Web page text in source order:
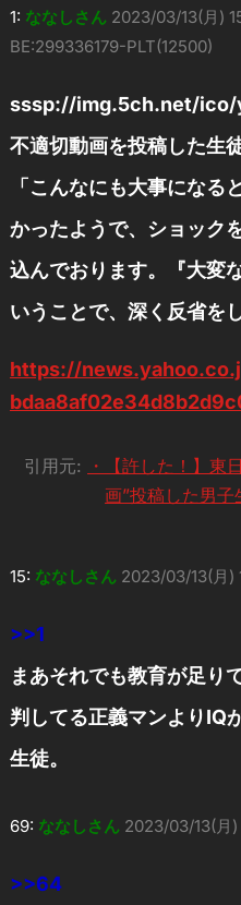
1: ななしさん 2023/03/13(月)
BE:299336179-PLT(12500)
sssp://img.5ch.net/ico/
不適切動画を投稿した生
「こんなにも大事になる
かったようで、ショック
込んでおります。『大変
いうことで、深く反省を
https://
引用元:
・【許した！】東
画”投稿した男
15: ななしさん 2023/03/13(月)
>>1
まあそれでも教育が足り
判してる正義マンよりIQ
生徒。
69: ななしさん 2023/03/13(月
>>64